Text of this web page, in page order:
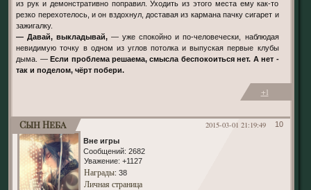
из рук и демонстративно поправил. Уходить из этого места ему как-то
резко перехотелось, и он вздохнул, доставая из кармана пачку сигарет и
зажигалку.
— Давай, выкладывай, — уже спокойно и по-человечески, наблюдая
невидимую точку в одном из углов потолка и выпуская первые клубы
дыма. —Если проблема решаема, смысла беспокоиться нет. А нет -
так и поделом, чёрт побери.
+1
10
2015-03-01 21:19:49
Сын Неба
Вне игры
Сообщений: 2682
Уважение: +1127
Награды: 38
Личная страница